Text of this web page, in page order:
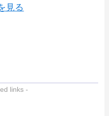
見る
links -